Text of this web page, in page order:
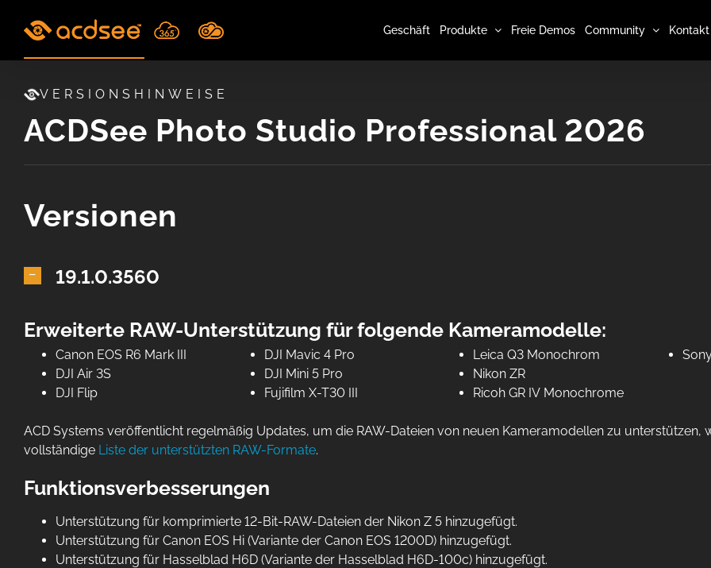
Geschäft Produkte Freie Demos Community Kontakt
VERSIONSHINWEISE
ACDSee Photo Studio Professional 2026
Versionen
19.1.0.3560
Erweiterte RAW-Unterstützung für folgende Kameramodelle:
Canon EOS R6 Mark III
DJI Air 3S
DJI Flip
DJI Mavic 4 Pro
DJI Mini 5 Pro
Fujifilm X-T30 III
Leica Q3 Monochrom
Nikon ZR
Ricoh GR IV Monochrome
ACD Systems veröffentlicht regelmäßig Updates, um die RAW-Dateien von neuen Kameramodellen zu unterstützen,
vollständige Liste der unterstützten RAW-Formate.
Funktionsverbesserungen
Unterstützung für komprimierte 12-Bit-RAW-Dateien der Nikon Z 5 hinzugefügt.
Unterstützung für Canon EOS Hi (Variante der Canon EOS 1200D) hinzugefügt.
Unterstützung für Hasselblad H6D (Variante der Hasselblad H6D-100c) hinzugefügt.